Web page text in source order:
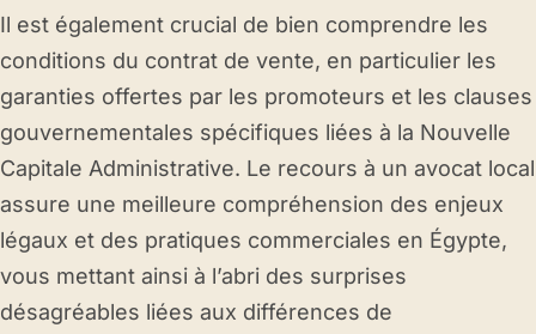
Il est également crucial de bien comprendre les
conditions du contrat de vente, en particulier les
garanties offertes par les promoteurs et les clauses
gouvernementales spécifiques liées à la Nouvelle
Capitale Administrative. Le recours à un avocat local
assure une meilleure compréhension des enjeux
légaux et des pratiques commerciales en Égypte,
vous mettant ainsi à l’abri des surprises
désagréables liées aux différences de